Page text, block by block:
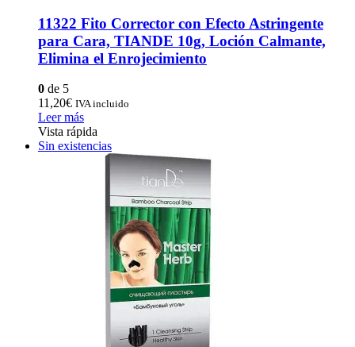
11322 Fito Corrector con Efecto Astringente
para Cara, TIANDE 10g, Loción Calmante,
Elimina el Enrojecimiento
0 de 5
11,20€ IVA incluido
Leer más
Vista rápida
Sin existencias